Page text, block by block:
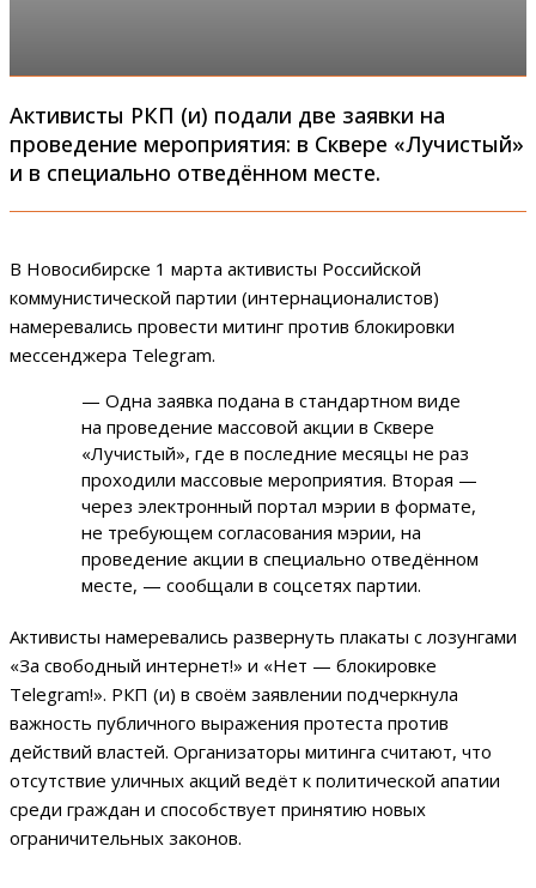
Активисты РКП (и) подали две заявки на
проведение мероприятия: в Сквере «Лучистый»
и в специально отведённом месте.
В Новосибирске 1 марта активисты Российской
коммунистической партии (интернационалистов)
намеревались провести митинг против блокировки
мессенджера Telegram.
— Одна заявка подана в стандартном виде
на проведение массовой акции в Сквере
«Лучистый», где в последние месяцы не раз
проходили массовые мероприятия. Вторая —
через электронный портал мэрии в формате,
не требующем согласования мэрии, на
проведение акции в специально отведённом
месте, — сообщали в соцсетях партии.
Активисты намеревались развернуть плакаты с лозунгами
«За свободный интернет!» и «Нет — блокировке
Telegram!». РКП (и) в своём заявлении подчеркнула
важность публичного выражения протеста против
действий властей. Организаторы митинга считают, что
отсутствие уличных акций ведёт к политической апатии
среди граждан и способствует принятию новых
ограничительных законов.